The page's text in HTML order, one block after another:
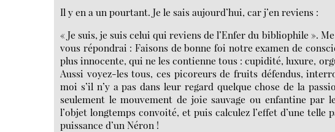
Il y en a un pourtant. Je le sais aujourd’hui, car j’en reviens :
« Je suis, je suis celui qui reviens de l’Enfer du bibliophile ».
vous répondrai : Faisons de bonne foi notre examen de
plus innocente, qui ne les contienne tous : cupidité, luxure,
Aussi voyez-les tous, ces picoreurs de fruits défendus,
moi s’il n’y a pas dans leur regard quelque chose de la
seulement le mouvement de joie sauvage ou enfantine
l’objet longtemps convoité, et puis calculez l’effet d’une
puissance d’un Néron !